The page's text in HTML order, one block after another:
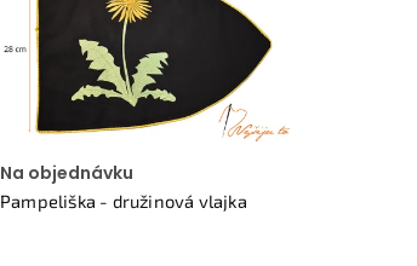
Pampeliška - družinová vlajka
Na objednávku